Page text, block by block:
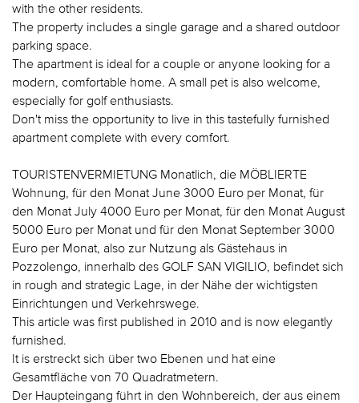
with the other residents.
The property includes a single garage and a shared outdoor
parking space.
The apartment is ideal for a couple or anyone looking for a
modern, comfortable home. A small pet is also welcome,
especially for golf enthusiasts.
Don't miss the opportunity to live in this tastefully furnished
apartment complete with every comfort.
TOURISTENVERMIETUNG Monatlich, die MÖBLIERTE
Wohnung, für den Monat June 3000 Euro per Monat, für
den Monat July 4000 Euro per Monat, für den Monat August
5000 Euro per Monat und für den Monat September 3000
Euro per Monat, also zur Nutzung als Gästehaus in
Pozzolengo, innerhalb des GOLF SAN VIGILIO, befindet sich
in rough and strategic Lage, in der Nähe der wichtigsten
Einrichtungen und Verkehrswege.
This article was first published in 2010 and is now elegantly
furnished.
It is erstreckt sich über two Ebenen und hat eine
Gesamtfläche von 70 Quadratmetern.
Der Haupteingang führt in den Wohnbereich, der aus einem